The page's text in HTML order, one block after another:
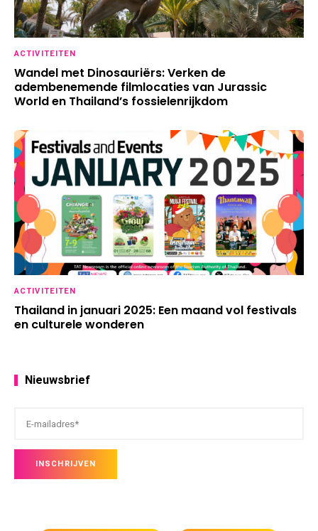
ACTIVITEITEN
Wandel met Dinosauriërs: Verken de
adembenemende filmlocaties van Jurassic
World en Thailand’s fossielenrijkdom
ACTIVITEITEN
Thailand in januari 2025: Een maand vol festivals
en culturele wonderen
Nieuwsbrief